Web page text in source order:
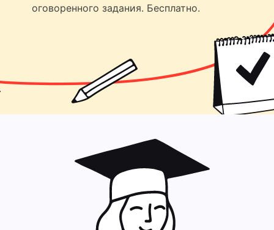
оговоренного задания. Бесплатно.